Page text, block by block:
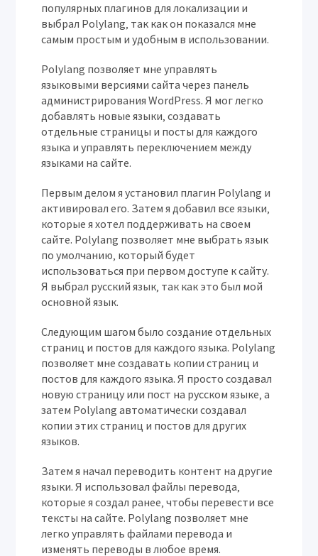
популярных плагинов для локализации и
выбрал Polylang‚ так как он показался мне
самым простым и удобным в использовании.
Polylang позволяет мне управлять
языковыми версиями сайта через панель
администрирования WordPress. Я мог легко
добавлять новые языки‚ создавать
отдельные страницы и посты для каждого
языка и управлять переключением между
языками на сайте.
Первым делом я установил плагин Polylang и
активировал его. Затем я добавил все языки‚
которые я хотел поддерживать на своем
сайте. Polylang позволяет мне выбрать язык
по умолчанию‚ который будет
использоваться при первом доступе к сайту.
Я выбрал русский язык‚ так как это был мой
основной язык.
Следующим шагом было создание отдельных
страниц и постов для каждого языка. Polylang
позволяет мне создавать копии страниц и
постов для каждого языка. Я просто создавал
новую страницу или пост на русском языке‚ а
затем Polylang автоматически создавал
копии этих страниц и постов для других
языков.
Затем я начал переводить контент на другие
языки. Я использовал файлы перевода‚
которые я создал ранее‚ чтобы перевести все
тексты на сайте. Polylang позволяет мне
легко управлять файлами перевода и
изменять переводы в любое время.